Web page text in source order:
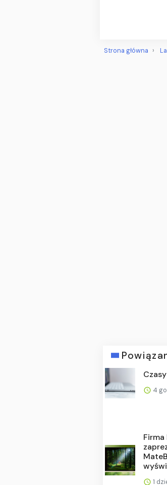
Strona główna
4
Firma
1